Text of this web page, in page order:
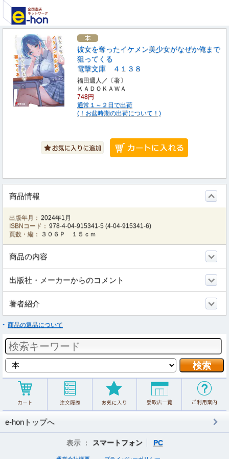
彼女を奪ったイケメン美少女がなぜか俺まで
狙ってくる
電撃文庫 ４１３８
福田週人／〔著〕
ＫＡＤＯＫＡＷＡ
748円
通常１～２日で出荷
(！お盆時期の出荷について！)
商品情報
出版年月： 2024年1月
ISBNコード： 978-4-04-915341-5 (4-04-915341-6)
頁数・縦：
３０６Ｐ １５ｃｍ
商品の内容
出版社・メーカーからのコメント
著者紹介
商品の返品について
e-honトップへ
表示 ： スマートフォン PC